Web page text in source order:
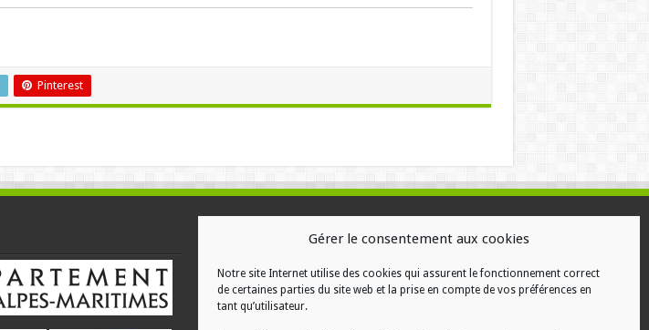
Gérer le consentement aux cookies
Notre site Internet utilise des cookies qui assurent le fonctionnement correct
de certaines parties du site web et la prise en compte de vos préférences en
tant qu’utilisateur.
Pinterest